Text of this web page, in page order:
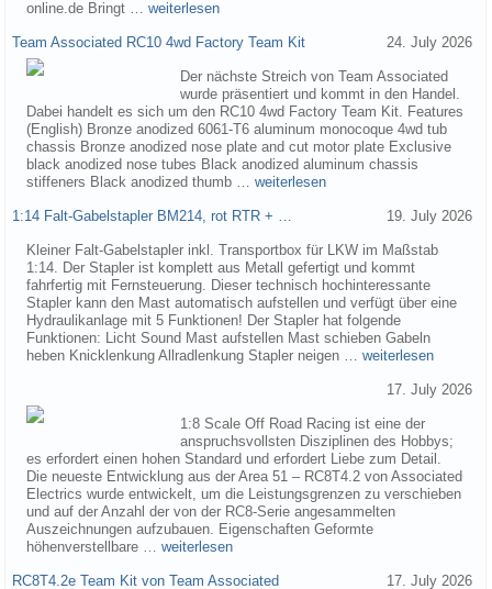
online.de Bringt … weiterlesen
Team Associated RC10 4wd Factory Team Kit 24. July 2026
Der nächste Streich von Team Associated
wurde präsentiert und kommt in den Handel.
Dabei handelt es sich um den RC10 4wd Factory Team Kit. Features
(English) Bronze anodized 6061-T6 aluminum monocoque 4wd tub
chassis Bronze anodized nose plate and cut motor plate Exclusive
black anodized nose tubes Black anodized aluminum chassis
stiffeners Black anodized thumb … weiterlesen
1:14 Falt-Gabelstapler BM214, rot RTR + … 19. July 2026
Kleiner Falt-Gabelstapler inkl. Transportbox für LKW im Maßstab
1:14. Der Stapler ist komplett aus Metall gefertigt und kommt
fahrfertig mit Fernsteuerung. Dieser technisch hochinteressante
Stapler kann den Mast automatisch aufstellen und verfügt über eine
Hydraulikanlage mit 5 Funktionen! Der Stapler hat folgende
Funktionen: Licht Sound Mast aufstellen Mast schieben Gabeln
heben Knicklenkung Allradlenkung Stapler neigen … weiterlesen
17. July 2026
1:8 Scale Off Road Racing ist eine der
anspruchsvollsten Disziplinen des Hobbys;
es erfordert einen hohen Standard und erfordert Liebe zum Detail.
Die neueste Entwicklung aus der Area 51 – RC8T4.2 von Associated
Electrics wurde entwickelt, um die Leistungsgrenzen zu verschieben
und auf der Anzahl der von der RC8-Serie angesammelten
Auszeichnungen aufzubauen. Eigenschaften Geformte
höhenverstellbare … weiterlesen
RC8T4.2e Team Kit von Team Associated 17. July 2026